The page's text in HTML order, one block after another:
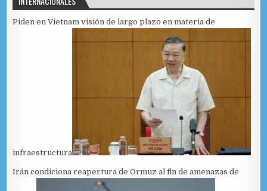
Piden en Vietnam visión de largo plazo en materia de
infraestructura
Irán condiciona reapertura de Ormuz al fin de amenazas de